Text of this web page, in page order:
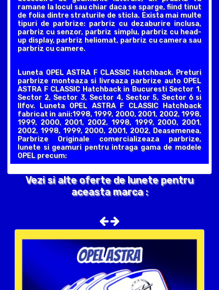
ramane la locul sau chiar daca se sparge, fiind tinut
de folia dintre straturile de sticla. Exista mai multe
tipuri de parbrize: parbriz cu dezaburire inclusa,
parbriz cu senzor, parbriz simplu, parbriz cu head-
up display, parbriz heliomat, parbriz cu camera sau
parbriz cu camere.
Luneta OPEL ASTRA F CLASSIC Hatchback. Preturi
parbrize monteaza si livreaza parbrize auto OPEL
ASTRA F CLASSIC Hatchback in Bucuresti Sector 1,
Sector 2, Sector 3, Sector 4, Sector 5, Sector 6 si
Ilfov. Luneta OPEL ASTRA F CLASSIC Hatchback
fabricat in anii:1998, 1999, 2000, 2001, 2002, 1998,
1999, 2000, 2001, 2002, 1998, 1999, 2000, 2001,
2002, 1998, 1999, 2000, 2001, 2002, Deasemenea,
Parbrize Originale comercializeaza parbrize,
lunete si geamuri pentru intraga gama de modele
OPEL precum:
Vezi si alte oferte de lunete pentru
aceasta marca :